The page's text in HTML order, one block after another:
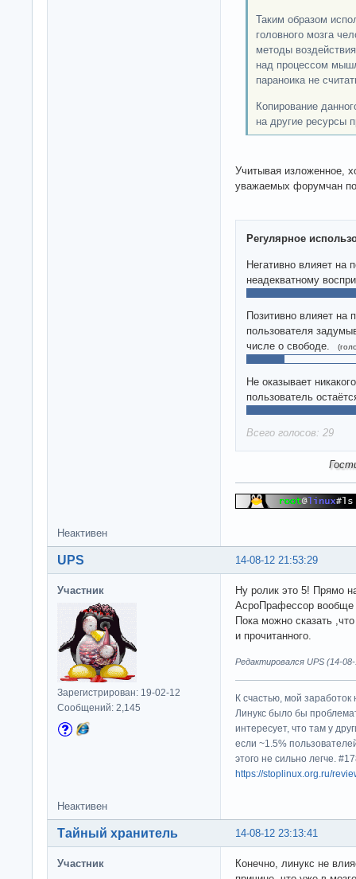
Таким образом
головного мозга
методы
над процессом
параноика не
Копирование
на другие ресурсы
Учитывая изложенное,
уважаемых форумчан
Регулярное
Негативно влияет на
неадекватному
Позитивно влияет на
пользователя
числе о свободе.
Не оказывает
пользователь
Всего голосов: 29
Неактивен
14-08-12 21:53:29
UPS
Участник
Зарегистрирован: 19-02-12
Сообщений: 2,145
Ну ролик это 5! Прямо
АсроПрафессор вообще
Пока можно сказать
и прочитанного.
Редактировался UPS (14-
К счастью, мой
Линукс было бы
интересует, что там у
если ~1.5%
этого не сильно легче.
https://stoplinux.org.ru/
Неактивен
14-08-12 23:13:41
Тайный хранитель
Участник
Конечно, линукс не